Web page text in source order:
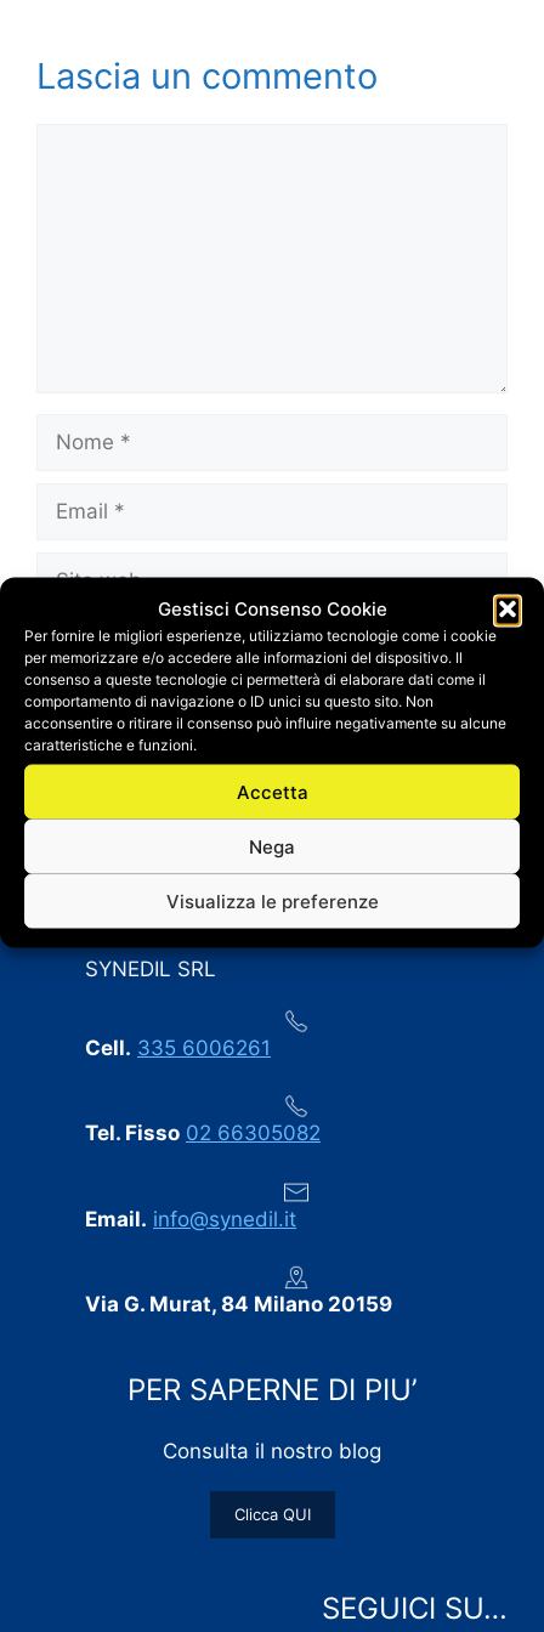
Gestisci Consenso Cookie
Per fornire le migliori esperienze, utilizziamo tecnologie come i cookie
per memorizzare e/o accedere alle informazioni del dispositivo. Il
consenso a queste tecnologie ci permetterà di elaborare dati come il
comportamento di navigazione o ID unici su questo sito. Non
acconsentire o ritirare il consenso può influire negativamente su alcune
caratteristiche e funzioni.
Accetta
Nega
Visualizza le preferenze
Lascia un commento
Nome
Email
Sito
Salva il mio nome, email e sito web in questo
browser per la prossima volta che
commento.
CONTATTI
SYNEDIL SRL
Cell. 335 6006261
Tel. Fisso 02 66305082
Email. info@synedil.it
Via G. Murat, 84 Milano 20159
PER SAPERNE DI PIU’
Consulta il nostro blog
Clicca QUI
SEGUICI SU…